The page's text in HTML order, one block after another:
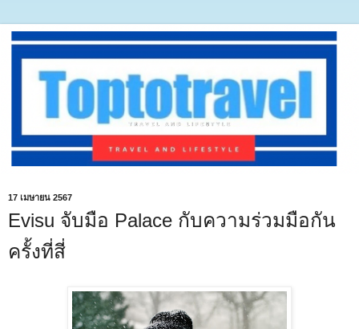
17 เมษายน 2567
Evisu จับมือ Palace กับความร่วมมือกัน
ครั้งที่สี่